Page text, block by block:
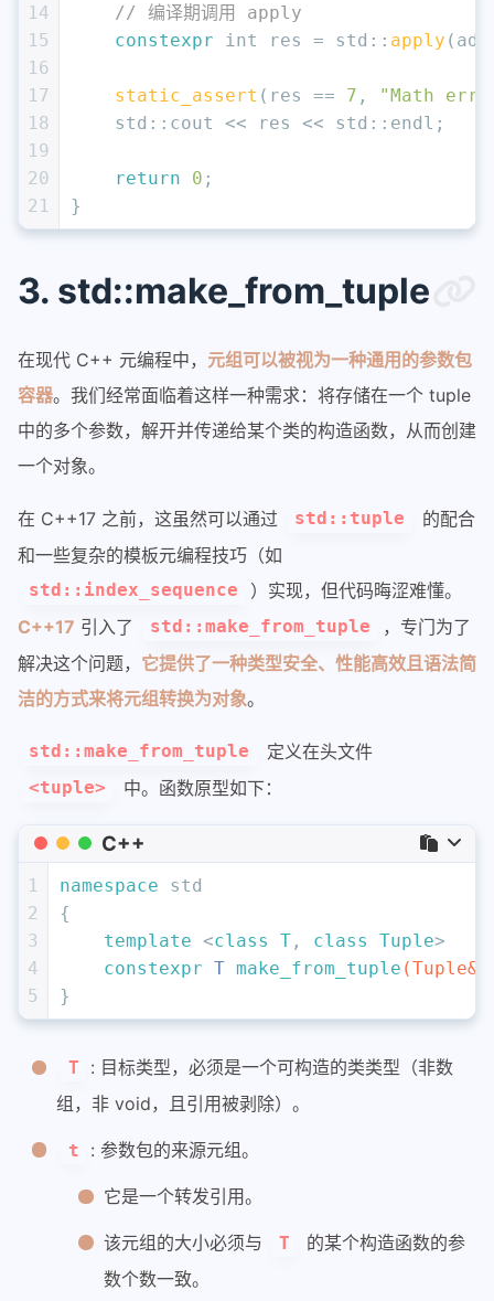
14
15
16
17
18
19
20
21
// 编译期调用 apply
constexpr
int res = std:: apply
static_assert (res == 7 ,
"Math
    std::cout << res << std::endl;
return 0 ;
}
3. std::make_from_tuple
在现代 C++ 元编程中， 元组可以被视为一种通用的参数包
容器。我们经常面临着这样一种需求：将存储在一个 tuple
中的多个参数，解开并传递给某个类的构造函数，从而创建
一个对象。
在 C++17 之前，这虽然可以通过 std::tuple
的配合
和一些复杂的模板元编程技巧（如
std::index_sequence
）实现，但代码晦涩难懂。
C++17 引入了 std::make_from_tuple
，专门为了
解决这个问题， 它提供了一种类型安全、性能高效且语法简
洁的方式来将元组转换为对象。
std::make_from_tuple 定义在头文件
<tuple> 中。函数原型如下：
C++
1
2
3
4
5
namespace std
{
template <class T , class Tuple>
constexpr T make_from_tuple
}
T
: 目标类型，必须是一个可构造的类类型（非数
组，非 void，且引用被剥除）。
t : 参数包的来源元组。
它是一个转发引用。
该元组的大小必须与 T
的某个构造函数的参
数个数一致。